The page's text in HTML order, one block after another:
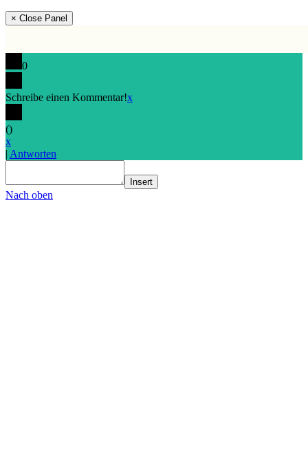
× Close Panel
0
Schreibe einen Kommentar!x
()
x
| Antworten
Insert
Nach oben